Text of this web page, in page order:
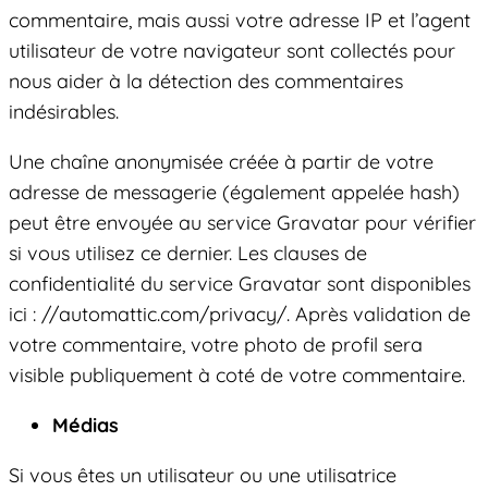
commentaire, mais aussi votre adresse IP et l’agent
utilisateur de votre navigateur sont collectés pour
nous aider à la détection des commentaires
indésirables.
Une chaîne anonymisée créée à partir de votre
adresse de messagerie (également appelée hash)
peut être envoyée au service Gravatar pour vérifier
si vous utilisez ce dernier. Les clauses de
confidentialité du service Gravatar sont disponibles
ici : //automattic.com/privacy/. Après validation de
votre commentaire, votre photo de profil sera
visible publiquement à coté de votre commentaire.
Médias
Si vous êtes un utilisateur ou une utilisatrice